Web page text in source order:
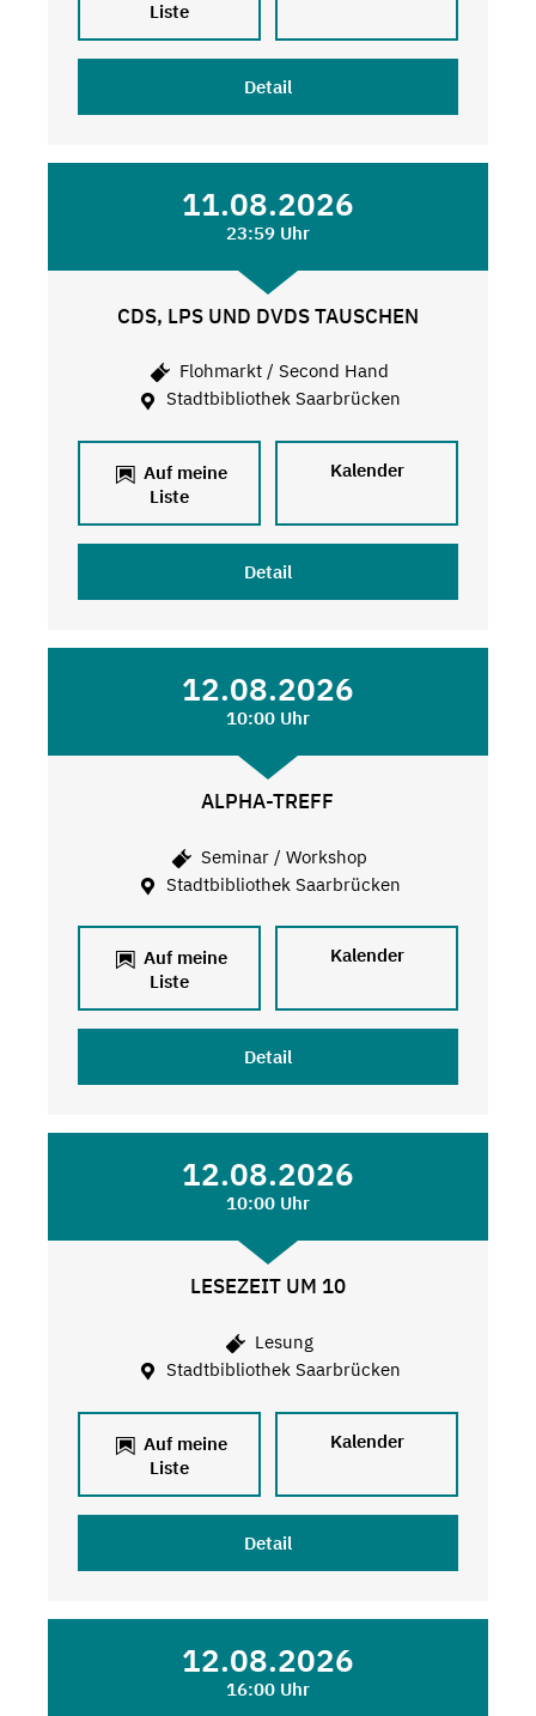
Liste
Detail
11.08.2026
23:59 Uhr
CDS, LPS UND DVDS TAUSCHEN
Flohmarkt / Second Hand
Stadtbibliothek Saarbrücken
Auf meine
Liste
Kalender
Detail
12.08.2026
10:00 Uhr
ALPHA-TREFF
Seminar / Workshop
Stadtbibliothek Saarbrücken
Auf meine
Liste
Kalender
Detail
12.08.2026
10:00 Uhr
LESEZEIT UM 10
Lesung
Stadtbibliothek Saarbrücken
Auf meine
Liste
Kalender
Detail
12.08.2026
16:00 Uhr